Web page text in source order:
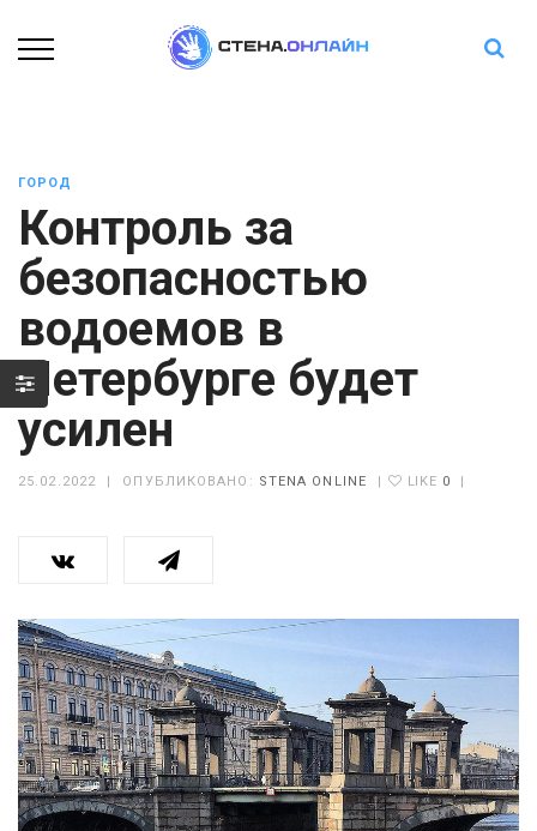
ГОРОД
Контроль за
безопасностью
водоемов в
Петербурге будет
усилен
25.02.2022 ОПУБЛИКОВАНО: STENA ONLINE LIKE 0